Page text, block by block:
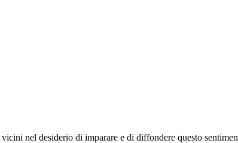
nel desiderio di imparare e di diffondere questo